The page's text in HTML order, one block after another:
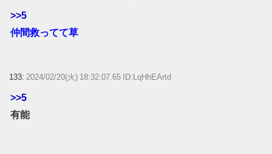
>>5
仲間救ってて草
133: 2024/02/20(火) 18:32:07.65 ID:LqHhEArtd
>>5
有能